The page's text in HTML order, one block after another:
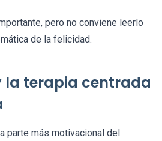
pero no conviene leerlo
de la felicidad.
la terapia centrada
parte más motivacional del